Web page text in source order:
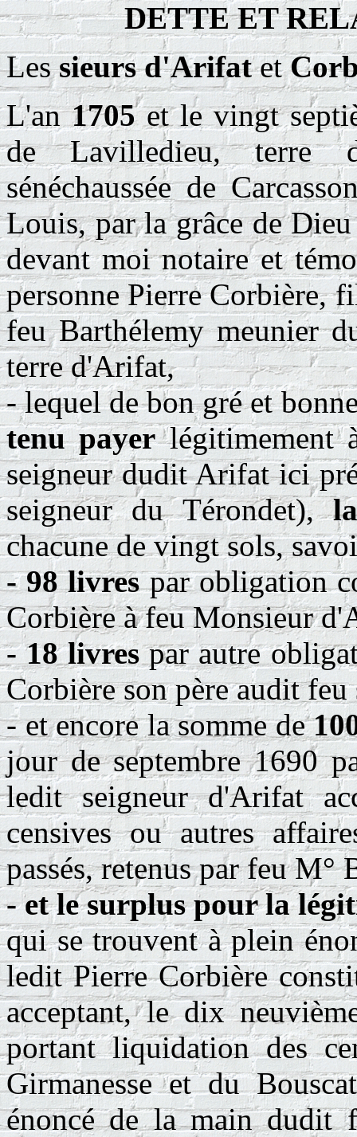
DETTE ET
Lessieurs d'Arifatet
L'an1705et le vingt
de Lavilledieu, terre
sénéchaussée de
Louis, par la grâce de
devant moi notaire et
personne Pierre Corbière,
feu Barthélemy meunier
terre d'Arifat,
- lequel de bon gré et
tenu payerlégitimement
seigneur dudit Arifat ici
seigneur du Térondet),
chacune de vingt sols,
- 98 livrespar obligation
Corbière à feu Monsieur
- 18 livrespar autre
Corbière son père audit
- et encore la somme de
jour de septembre 1690
ledit seigneur d'Arifat
censives ou autres
passés, retenus par feu M°
- et le surplus pour la
qui se trouvent à plein
ledit Pierre Corbière
acceptant, le dix
portant liquidation des
Girmanesse et du
énoncé de la main dudit